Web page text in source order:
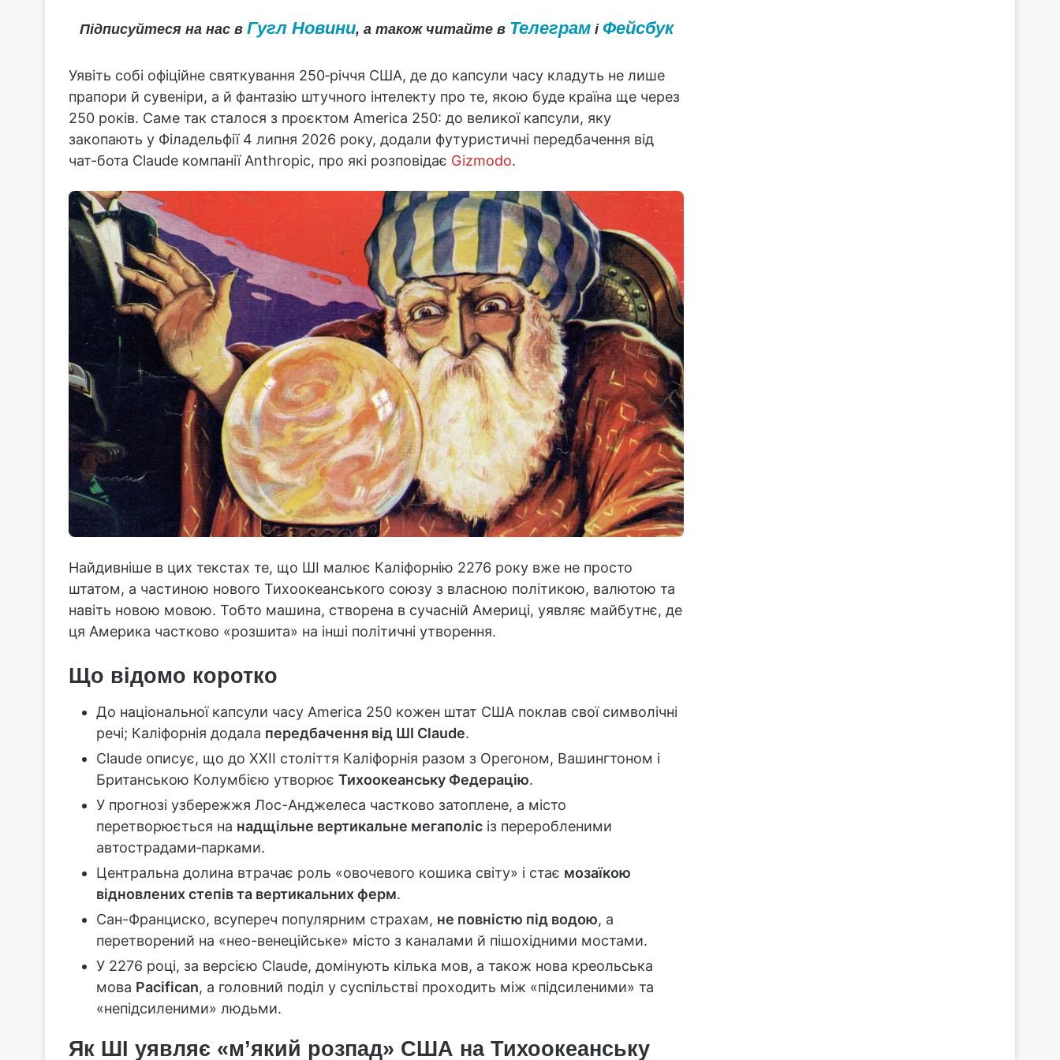
Підписуйтеся на нас в Гугл Новини, а також читайте в Телеграмі Фейсбук
Уявіть собі офіційне святкування 250‑річчя США, де до капсули часу кладуть не лише
прапори й сувеніри, а й фантазію штучного інтелекту про те, якою буде країна ще через
250 років. Саме так сталося з проєктом America 250: до великої капсули, яку
закопають у Філадельфії 4 липня 2026 року, додали футуристичні передбачення від
чат-бота Claude компанії Anthropic, про які розповідає Gizmodo.
Найдивніше в цих текстах те, що ШІ малює Каліфорнію 2276 року вже не просто
штатом, а частиною нового Тихоокеанського союзу з власною політикою, валютою та
навіть новою мовою. Тобто машина, створена в сучасній Америці, уявляє майбутнє, де
ця Америка частково «розшита» на інші політичні утворення.
Що відомо коротко
До національної капсули часу America 250 кожен штат США поклав свої символічні
речі; Каліфорнія додала передбачення від ШІ Claude.
Claude описує, що до XXII століття Каліфорнія разом з Орегоном, Вашингтоном і
Британською Колумбією утворює Тихоокеанську Федерацію.
У прогнозі узбережжя Лос-Анджелеса частково затоплене, а місто
перетворюється на надщільне вертикальне мегаполіс із переробленими
автострадами‑парками.
Центральна долина втрачає роль «овочевого кошика світу» і стає мозаїкою
відновлених степів та вертикальних ферм.
Сан-Франциско, всупереч популярним страхам, не повністю під водою, а
перетворений на «нео-венеційське» місто з каналами й пішохідними мостами.
У 2276 році, за версією Claude, домінують кілька мов, а також нова креольська
мова Pacifican, а головний поділ у суспільстві проходить між «підсиленими» та
«непідсиленими» людьми.
Як ШІ уявляє «м’який розпад» США на Тихоокеанську